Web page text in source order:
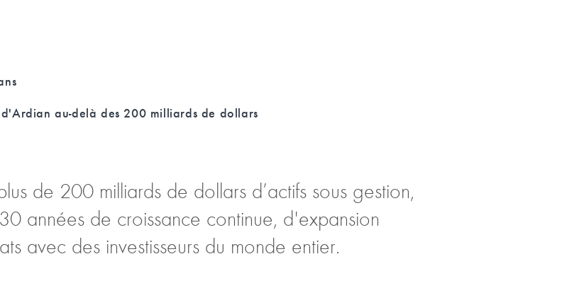
au-delà des 200 milliards de dollars
de 200 milliards de dollars d’actifs sous gestion,
années de croissance continue, d'expansion
avec des investisseurs du monde entier.